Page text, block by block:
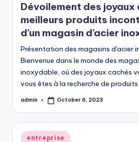
Dévoilement des joyaux
meilleurs produits
d’un magasin d’acier
Présentation des magasins d'acier
Bienvenue dans le monde des
inoxydable, où des joyaux cachés
vous êtes à la recherche de
Posted
admin October 6, 2023
Posted
entreprise